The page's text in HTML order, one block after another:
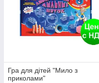
Гра для дітей "Мило з
приколами"